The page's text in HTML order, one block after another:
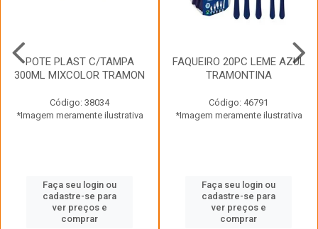
POTE PLAST C/TAMPA
300ML MIXCOLOR TRAMON
Código: 38034
*Imagem meramente ilustrativa
Faça seu login ou
cadastre-se para
ver preços e
comprar
FAQUEIRO 20PC LEME AZUL
TRAMONTINA
Código: 46791
*Imagem meramente ilustrativa
Faça seu login ou
cadastre-se para
ver preços e
comprar